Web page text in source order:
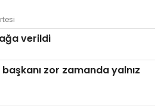
verildi
zor zamanda yalnız